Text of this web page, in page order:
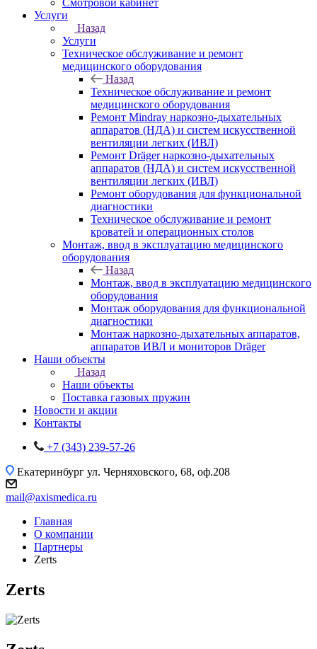
Смотровой кабинет
Услуги
Назад
Услуги
Техническое обслуживание и ремонт
медицинского оборудования
Назад
Техническое обслуживание и ремонт
медицинского оборудования
Ремонт Mindray наркозно-дыхательных
аппаратов (НДА) и систем искусственной
вентиляции легких (ИВЛ)
Ремонт Dräger наркозно-дыхательных
аппаратов (НДА) и систем искусственной
вентиляции легких (ИВЛ)
Ремонт оборудования для функциональной
диагностики
Техническое обслуживание и ремонт
кроватей и операционных столов
Монтаж, ввод в эксплуатацию медицинского
оборудования
Назад
Монтаж, ввод в эксплуатацию медицинского
оборудования
Монтаж оборудования для функциональной
диагностики
Монтаж наркозно-дыхательных аппаратов,
аппаратов ИВЛ и мониторов Dräger
Наши объекты
Назад
Наши объекты
Поставка газовых пружин
Новости и акции
Контакты
+7 (343) 239-57-26
Екатеринбург ул. Черняховского, 68, оф.208
mail@axismedica.ru
Главная
О компании
Партнеры
Zerts
Zerts